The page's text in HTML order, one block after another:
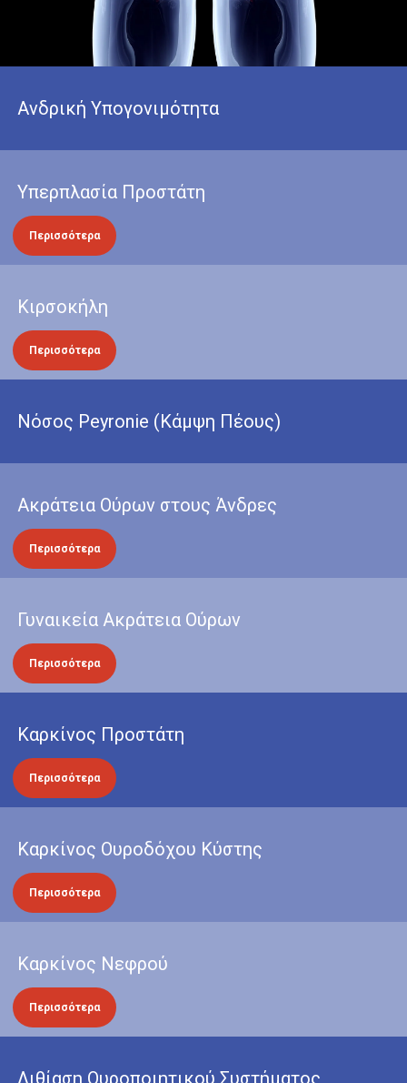
Ανδρική Υπογονιμότητα
Υπερπλασία Προστάτη
Περισσότερα
Κιρσοκήλη
Περισσότερα
Νόσος Peyronie (Κάμψη Πέους)
Ακράτεια Ούρων στους Άνδρες
Περισσότερα
Γυναικεία Ακράτεια Ούρων
Περισσότερα
Καρκίνος Προστάτη
Περισσότερα
Καρκίνος Ουροδόχου Κύστης
Περισσότερα
Καρκίνος Νεφρού
Περισσότερα
Λιθίαση Ουροποιητικού Συστήματος